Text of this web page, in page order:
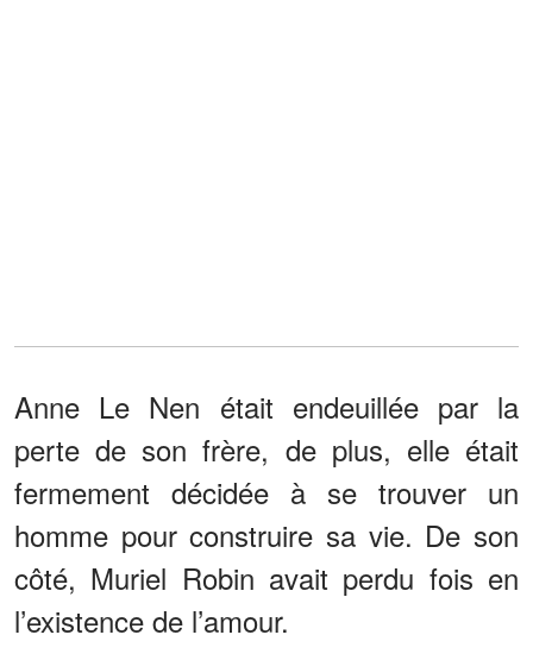
Anne Le Nen était endeuillée par la
perte de son frère, de plus, elle était
fermement décidée à se trouver un
homme pour construire sa vie. De son
côté, Muriel Robin avait perdu fois en
l’existence de l’amour.